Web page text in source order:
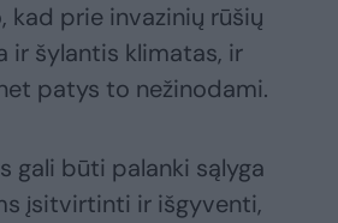
kad prie invazinių rūšių
šylantis klimatas, ir
patys to nežinodami.
gali būti palanki sąlyga
įsitvirtinti ir išgyventi,